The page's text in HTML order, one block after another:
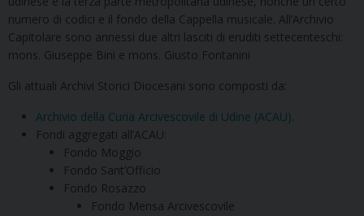
numero di codici e il fondo della Cappella musicale. All’Archivio
Capitolare sono annessi due altri lasciti di eruditi settecenteschi:
mons. Giuseppe Bini e mons. Giusto Fontanini
Gli attuali Archivi Storici Diocesani sono composti da:
Archivio della Curia Arcivescovile di Udine (ACAU)
Fondi aggregati all’ACAU:
Fondo Moggio
Fondo Sant’Officio
Fondo Rosazzo
Fondo Mensa Arcivescovile